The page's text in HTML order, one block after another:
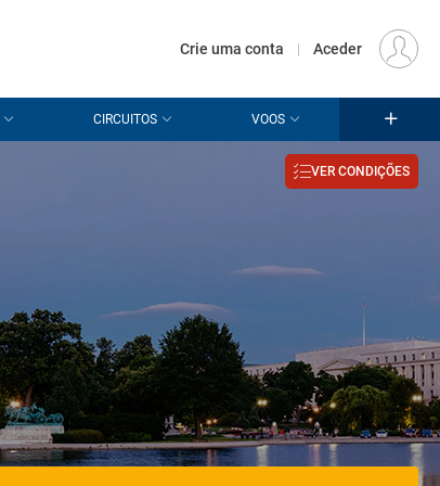
Crie uma conta | Aceder
CIRCUITOS VOOS
VER CONDIÇÕES